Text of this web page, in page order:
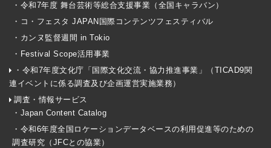
・令和7年度 舞台芸術等総合支援事業（全国キャラバン）
・コ・フェスタ JAPAN国際コンテンツフェスティバル
・カンヌ監督週間 in Tokio
・Festival Scope活用事業
・令和7年度文化庁「国際文化交流・協力推進事業」（TICAD9関
連イベントに係る調査及び企画運営実施業務）
調査・情報サービス
・Japan Content Catalog
・令和6年度全国ロケーションデータベースの利用促進等のための
調査研究（JFCとの協業）